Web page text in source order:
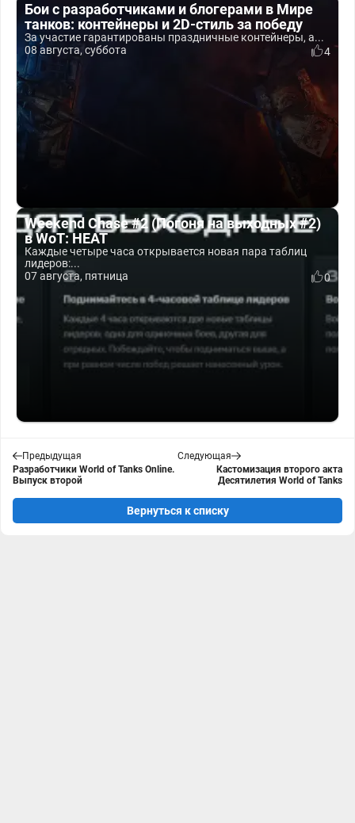
Бои с разработчиками и блогерами в Мире
танков: контейнеры и 2D-стиль за победу
За участие гарантированы праздничные контейнеры, а...
08 августа, суббота
4
Weekend Chase #2 (Погоня на выходных #2)
в WoT: HEAT
Каждые четыре часа открывается новая пара таблиц
лидеров:...
07 августа, пятница
0
Предыдущая
Разработчики World of Tanks Online.
Выпуск второй
Следующая
Кастомизация второго акта
Десятилетия World of Tanks
Вернуться к списку